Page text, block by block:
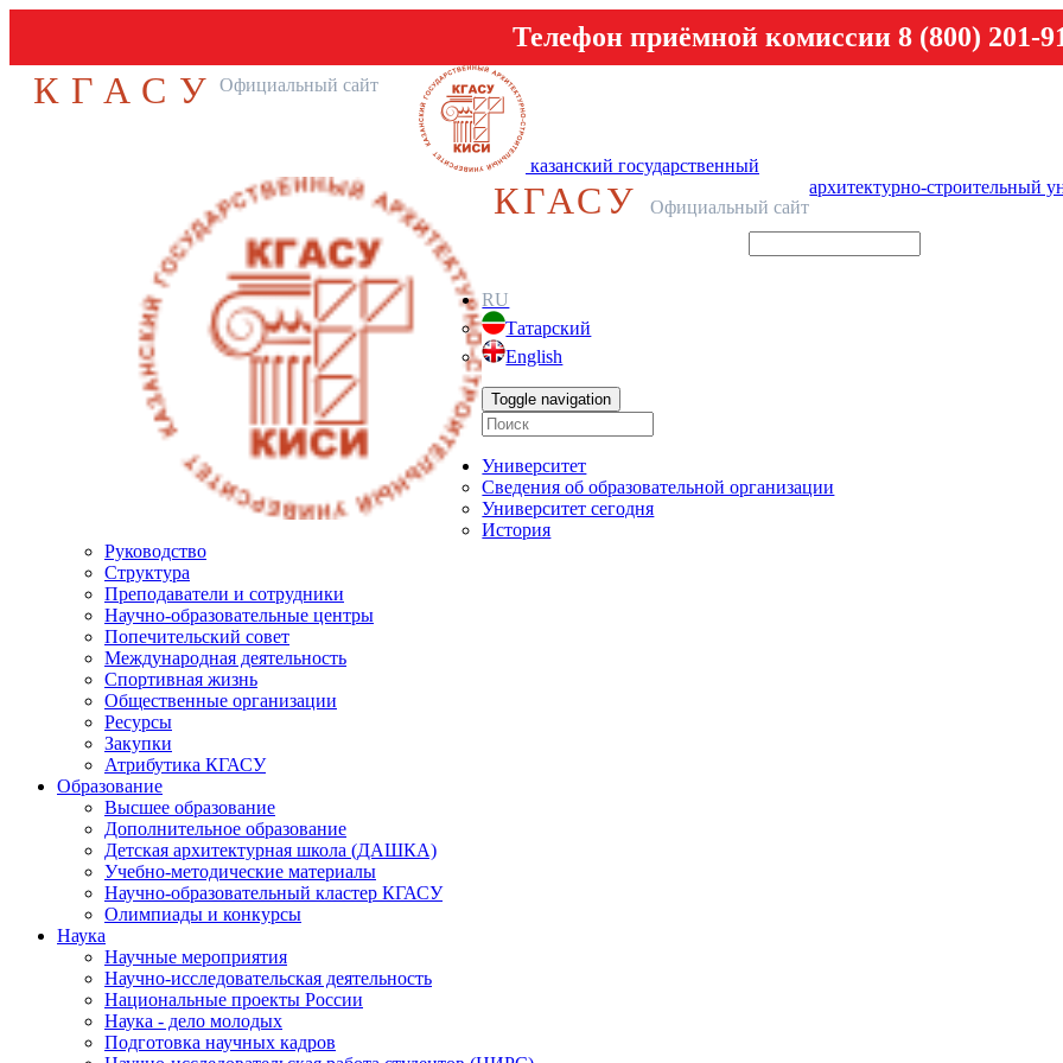
Телефон приёмной комиссии 8 (800) 201-
КГАСУ Официальный сайт
казанский государственный
архитектурно-строительный
КГАСУ Официальный сайт
RU
Татарский
English
Toggle navigation
Университет
Сведения об образовательной организации
Университет сегодня
История
Руководство
Структура
Преподаватели и сотрудники
Научно-образовательные центры
Попечительский совет
Международная деятельность
Спортивная жизнь
Общественные организации
Ресурсы
Закупки
Атрибутика КГАСУ
Образование
Высшее образование
Дополнительное образование
Детская архитектурная школа (ДАШКА)
Учебно-методические материалы
Научно-образовательный кластер КГАСУ
Олимпиады и конкурсы
Наука
Научные мероприятия
Научно-исследовательская деятельность
Национальные проекты России
Наука - дело молодых
Подготовка научных кадров